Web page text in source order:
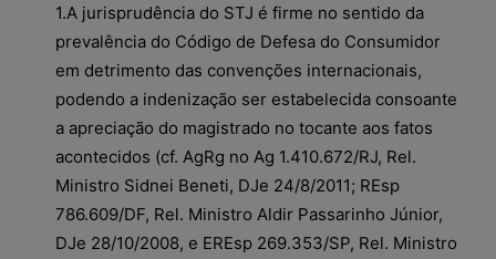
1.A jurisprudência do STJ é firme no sentido da
prevalência do Código de Defesa do Consumidor
em detrimento das convenções internacionais,
podendo a indenização ser estabelecida consoante
a apreciação do magistrado no tocante aos fatos
acontecidos (cf. AgRg no Ag 1.410.672/RJ, Rel.
Ministro Sidnei Beneti, DJe 24/8/2011; REsp
786.609/DF, Rel. Ministro Aldir Passarinho Júnior,
DJe 28/10/2008, e EREsp 269.353/SP, Rel. Ministro